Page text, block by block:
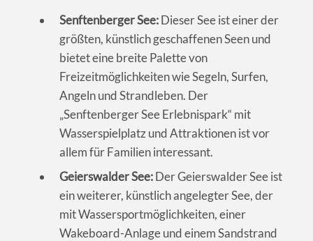
Senftenberger See:Dieser See ist einer der
größten, künstlich geschaffenen Seen und
bietet eine breite Palette von
Freizeitmöglichkeiten wie Segeln, Surfen,
Angeln und Strandleben. Der
„Senftenberger See Erlebnispark“ mit
Wasserspielplatz und Attraktionen ist vor
allem für Familien interessant.
Geierswalder See:Der Geierswalder See ist
ein weiterer, künstlich angelegter See, der
mit Wassersportmöglichkeiten, einer
Wakeboard-Anlage und einem Sandstrand